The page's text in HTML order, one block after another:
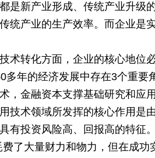
是新产业形成、传统产业升级
统产业的生产效率。而企业是
术转化方面，企业的核心地位
年的经济发展中存在3个重要
，金融资本支撑基础研究和应用
技术领域所发挥的核心作用是
有投资风险高、回报高的特征。
了大量财力和物力，但在成功